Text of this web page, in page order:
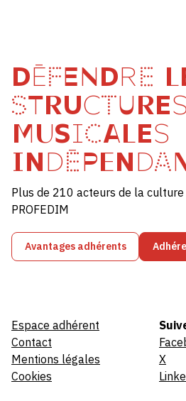
DÉFENDRE
STRUCTURES
MUSICALES
Plus de 210 acteurs de la
PROFEDIM
Avantages adhérents
Espace adhérent
Contact
Mentions légales
Cookies
X